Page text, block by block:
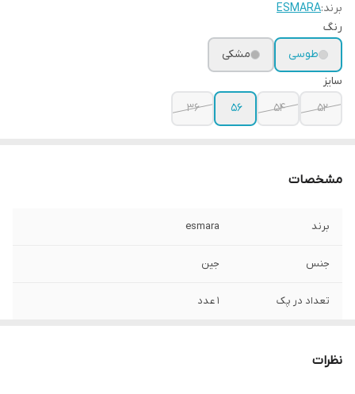
برند:ESMARA
رنگ
طوسی
مشکی
سایز
52
54
56
36
مشخصات
برند esmara
جنس جین
تعداد در پک 1 عدد
نظرات